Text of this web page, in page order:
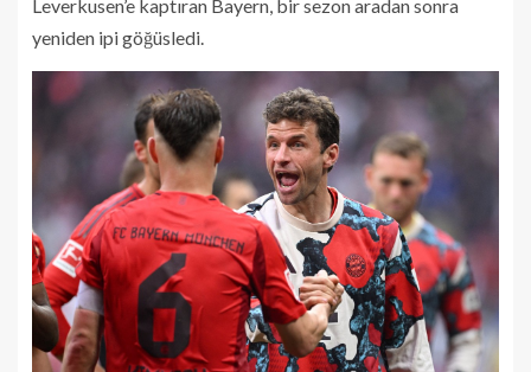
Leverkusen’e kaptıran Bayern, bir sezon aradan sonra
yeniden ipi göğüsledi.